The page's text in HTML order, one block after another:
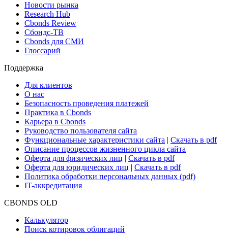
Новости рынка
Research Hub
Cbonds Review
Сбондс-ТВ
Cbonds для СМИ
Глоссарий
Поддержка
Для клиентов
О нас
Безопасность проведения платежей
Практика в Cbonds
Карьера в Cbonds
Руководство пользователя сайта
Функциональные характеристики сайта | Скачать в pdf
Описание процессов жизненного цикла сайта
Оферта для физических лиц | Скачать в pdf
Оферта для юридических лиц | Скачать в pdf
Политика обработки персональных данных (pdf)
IT-аккредитация
CBONDS OLD
Калькулятор
Поиск котировок облигаций